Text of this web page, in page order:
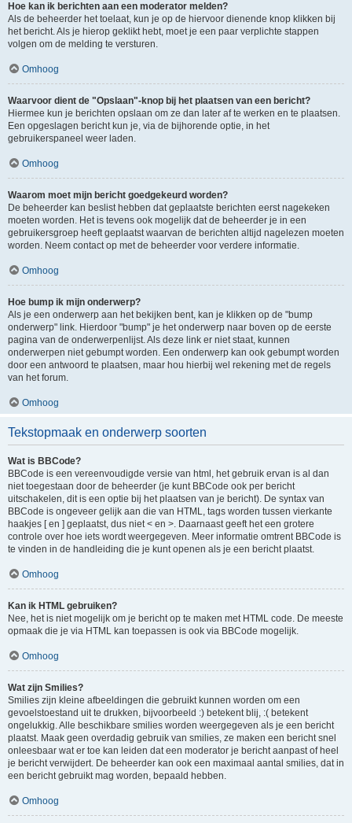
Hoe kan ik berichten aan een moderator melden?
Als de beheerder het toelaat, kun je op de hiervoor dienende knop klikken bij
het bericht. Als je hierop geklikt hebt, moet je een paar verplichte stappen
volgen om de melding te versturen.
Omhoog
Waarvoor dient de "Opslaan"-knop bij het plaatsen van een bericht?
Hiermee kun je berichten opslaan om ze dan later af te werken en te plaatsen.
Een opgeslagen bericht kun je, via de bijhorende optie, in het
gebruikerspaneel weer laden.
Omhoog
Waarom moet mijn bericht goedgekeurd worden?
De beheerder kan beslist hebben dat geplaatste berichten eerst nagekeken
moeten worden. Het is tevens ook mogelijk dat de beheerder je in een
gebruikersgroep heeft geplaatst waarvan de berichten altijd nagelezen moeten
worden. Neem contact op met de beheerder voor verdere informatie.
Omhoog
Hoe bump ik mijn onderwerp?
Als je een onderwerp aan het bekijken bent, kan je klikken op de "bump
onderwerp" link. Hierdoor "bump" je het onderwerp naar boven op de eerste
pagina van de onderwerpenlijst. Als deze link er niet staat, kunnen
onderwerpen niet gebumpt worden. Een onderwerp kan ook gebumpt worden
door een antwoord te plaatsen, maar hou hierbij wel rekening met de regels
van het forum.
Omhoog
Tekstopmaak en onderwerp soorten
Wat is BBCode?
BBCode is een vereenvoudigde versie van html, het gebruik ervan is al dan
niet toegestaan door de beheerder (je kunt BBCode ook per bericht
uitschakelen, dit is een optie bij het plaatsen van je bericht). De syntax van
BBCode is ongeveer gelijk aan die van HTML, tags worden tussen vierkante
haakjes [ en ] geplaatst, dus niet < en >. Daarnaast geeft het een grotere
controle over hoe iets wordt weergegeven. Meer informatie omtrent BBCode is
te vinden in de handleiding die je kunt openen als je een bericht plaatst.
Omhoog
Kan ik HTML gebruiken?
Nee, het is niet mogelijk om je bericht op te maken met HTML code. De meeste
opmaak die je via HTML kan toepassen is ook via BBCode mogelijk.
Omhoog
Wat zijn Smilies?
Smilies zijn kleine afbeeldingen die gebruikt kunnen worden om een
gevoelstoestand uit te drukken, bijvoorbeeld :) betekent blij, :( betekent
ongelukkig. Alle beschikbare smilies worden weergegeven als je een bericht
plaatst. Maak geen overdadig gebruik van smilies, ze maken een bericht snel
onleesbaar wat er toe kan leiden dat een moderator je bericht aanpast of heel
je bericht verwijdert. De beheerder kan ook een maximaal aantal smilies, dat in
een bericht gebruikt mag worden, bepaald hebben.
Omhoog